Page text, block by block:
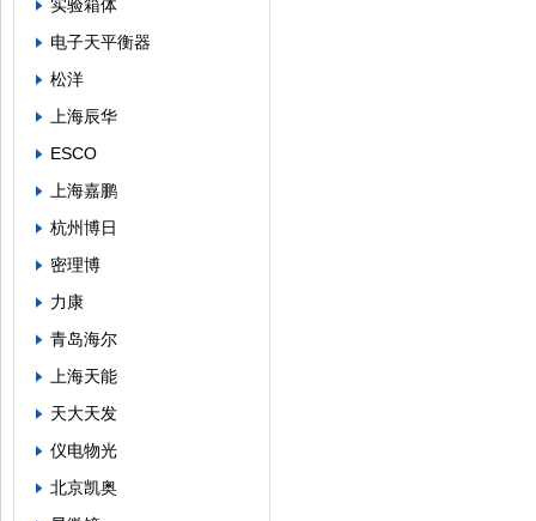
实验箱体
电子天平衡器
松洋
上海辰华
ESCO
上海嘉鹏
杭州博日
密理博
力康
青岛海尔
上海天能
天大天发
仪电物光
北京凯奥